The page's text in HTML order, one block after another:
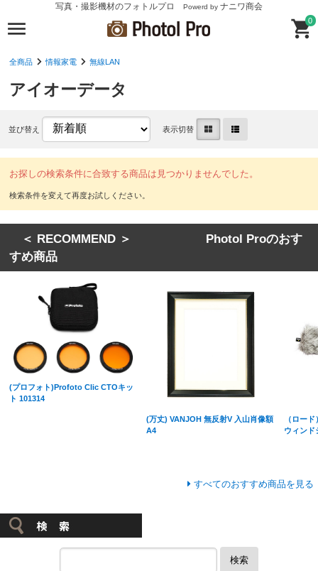
写真・撮影機材のフォトルプロ Powerd by ナニワ商会
0
全商品 情報家電 無線LAN
アイオーデータ
並び替え 表示切替
お探しの検索条件に合致する商品は見つかりませんでした。
＜ RECOMMEND ＞ Photol Proのおす
すめ商品
(プロフォト)Profoto Clic CTOキッ
ト 101314
(万丈) VANJOH 無反射V 入山肖像額
A4
（ロー
ウィンド
すべてのおすすめ商品を見る
検索